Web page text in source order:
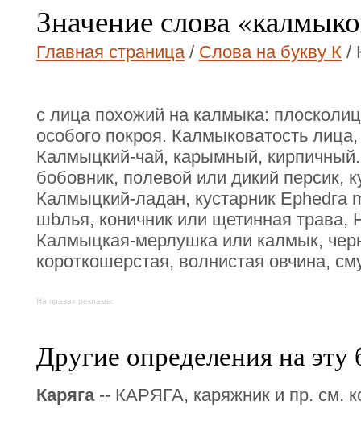
Значение слова
Главная страница/ Слова на букву К /
с лица похожий на калмыка:
особого покроя. Калмыковатость
Калмыцкий-чай, карымный,
бобовник, полевой или дикий персик,
Калмыцкий-ладан, кустарник Ерhedга
шbлья, коничник или щетинная трава,
Калмыцкая-мерлушка или калмык,
короткошерстая, волнистая овчина,
На правах рекламы:
Другие определения на эту
Каряга-- КАРЯГА, каряжник и пр. см.